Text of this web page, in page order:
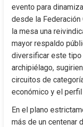
evento para
desde la Federación
la mesa una
mayor respaldo
diversificar este
archipiélago,
circuitos de
económico y el
En el plano
más de un centenar